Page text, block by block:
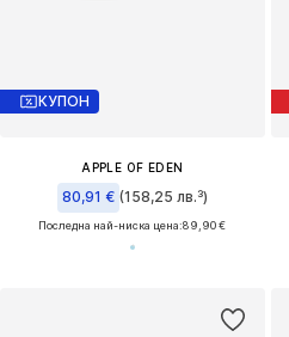
КУПОН
APPLE OF EDEN
80,91 € (158,25 лв.³)
Последна най-ниска цена:89,90 €